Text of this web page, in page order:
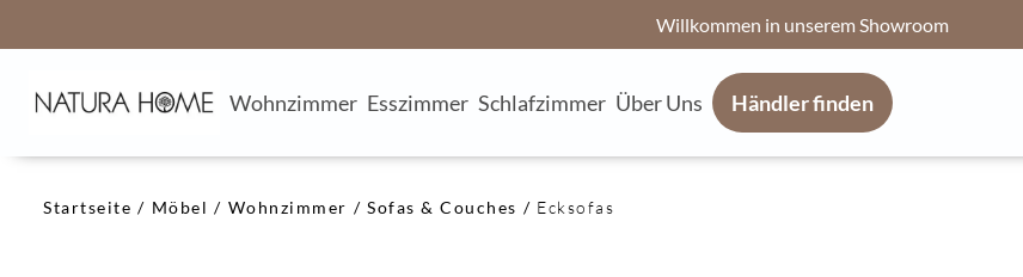
Willkommen in unserem Showroom
Wohnzimmer Esszimmer Schlafzimmer Über Uns Händler finden
Startseite Möbel Wohnzimmer Sofas & Couches Ecksofas